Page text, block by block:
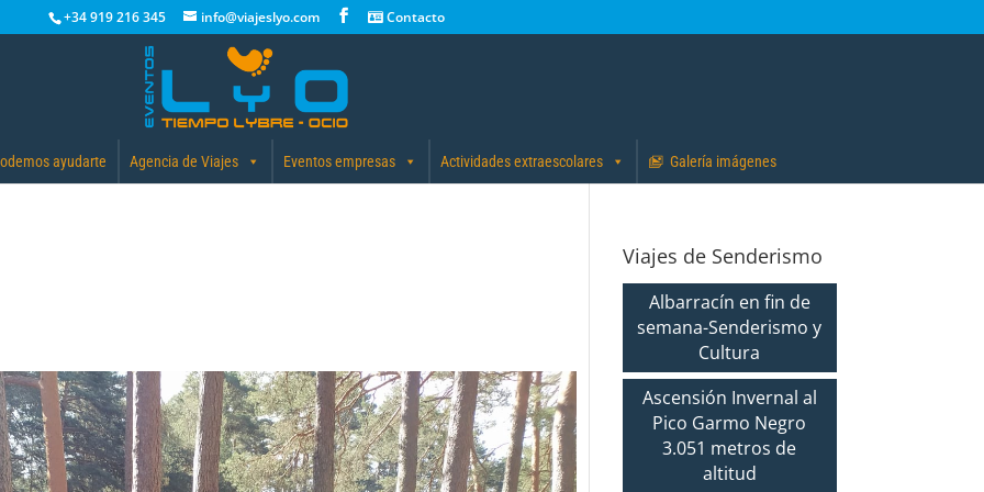
+34 919 216 345 info@viajeslyo.com Contacto
ayudarte Agencia de Viajes Eventos empresas Actividades extraescolares Galería imágenes
Viajes de Senderismo
Albarracín en fin de
semana-Senderismo y
Cultura
Ascensión Invernal al
Pico Garmo Negro
3.051 metros de
altitud